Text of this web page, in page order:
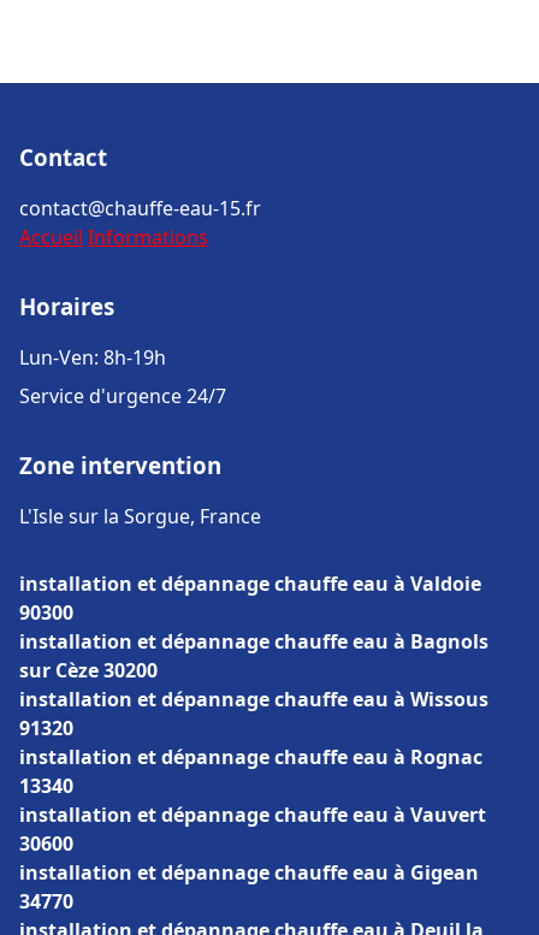
Contact
contact@chauffe-eau-15.fr
Accueil Informations
Horaires
Lun-Ven: 8h-19h
Service d'urgence 24/7
Zone intervention
L'Isle sur la Sorgue, France
installation et dépannage chauffe eau à Valdoie
90300
installation et dépannage chauffe eau à Bagnols
sur Cèze 30200
installation et dépannage chauffe eau à Wissous
91320
installation et dépannage chauffe eau à Rognac
13340
installation et dépannage chauffe eau à Vauvert
30600
installation et dépannage chauffe eau à Gigean
34770